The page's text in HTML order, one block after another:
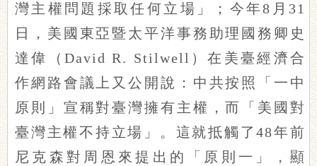
灣主權問題採取任何立場」；今年8月31
日，美國東亞暨太平洋事務助理國務卿史
達偉（David R. Stilwell）在美臺經濟合
作網路會議上又公開說：中共按照「一中
原則」宣稱對臺灣擁有主權，而「美國對
臺灣主權不持立場」。這就抵觸了48年前
尼克森對周恩來提出的「原則一」，顯